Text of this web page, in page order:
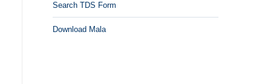
Search TDS Form
Download Mala